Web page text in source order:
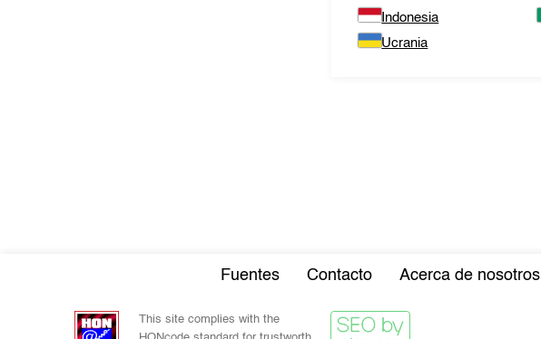
Indonesia
Ucrania
Fuentes Contacto Acerca de nosotros
This site complies with the